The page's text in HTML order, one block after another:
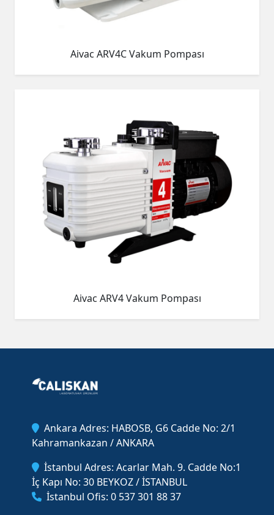
Aivac ARV4C Vakum Pompası
Aivac ARV4 Vakum Pompası
Ankara Adres: HABOSB, G6 Cadde No: 2/1
Kahramankazan / ANKARA
İstanbul Adres: Acarlar Mah. 9. Cadde No:1
İç Kapı No: 30 BEYKOZ / İSTANBUL
İstanbul Ofis: 0 537 301 88 37